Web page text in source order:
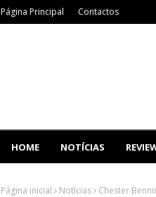
Página Principal Contactos
HOME NOTÍCIAS
Página inicial Notícias Chester